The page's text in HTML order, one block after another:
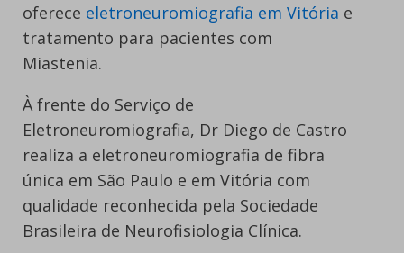
oferece eletroneuromiografia em Vitória e
tratamento para pacientes com
Miastenia.
À frente do Serviço de
Eletroneuromiografia, Dr Diego de Castro
realiza a eletroneuromiografia de fibra
única em São Paulo e em Vitória com
qualidade reconhecida pela Sociedade
Brasileira de Neurofisiologia Clínica.